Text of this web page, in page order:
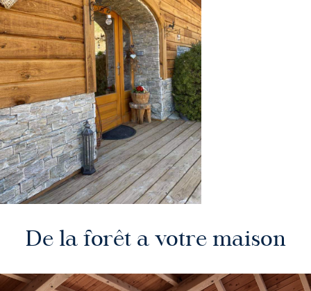
De la forêt a votre maison